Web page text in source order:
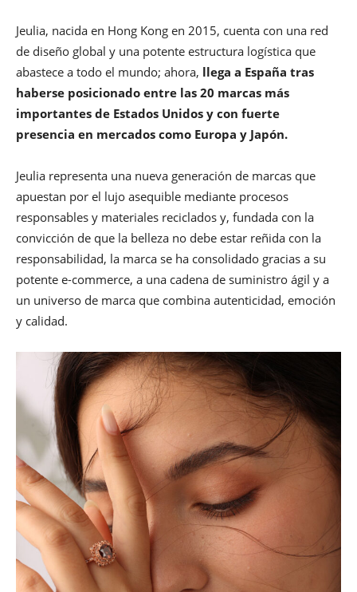
Jeulia, nacida en Hong Kong en 2015, cuenta con una red
de diseño global y una potente estructura logística que
abastece a todo el mundo; ahora, llega a España tras
haberse posicionado entre las 20 marcas más
importantes de Estados Unidos y con fuerte
presencia en mercados como Europa y Japón.
Jeulia representa una nueva generación de marcas que
apuestan por el lujo asequible mediante procesos
responsables y materiales reciclados y, fundada con la
convicción de que la belleza no debe estar reñida con la
responsabilidad, la marca se ha consolidado gracias a su
potente e-commerce, a una cadena de suministro ágil y a
un universo de marca que combina autenticidad, emoción
y calidad.